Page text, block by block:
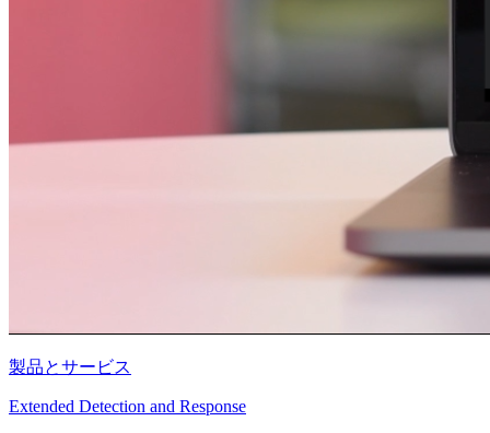
製品とサービス
Extended Detection and Response